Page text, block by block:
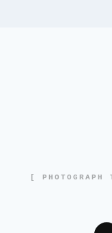
[ PHOTOGRAPH